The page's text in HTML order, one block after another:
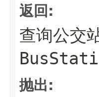
返回:
查询公交
抛出: